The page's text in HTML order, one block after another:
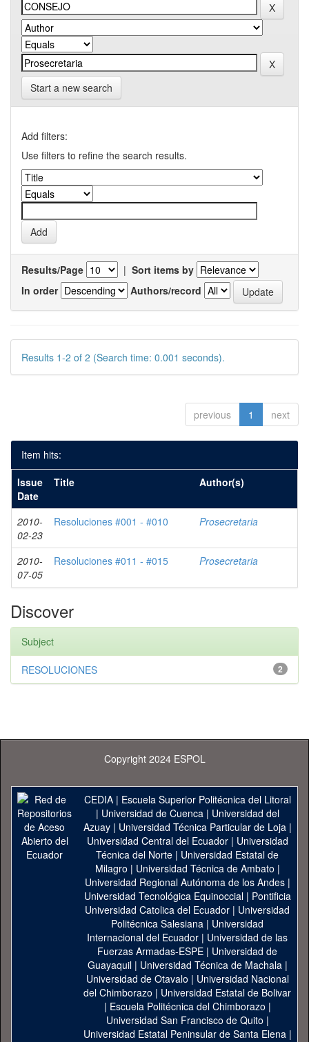
Start a new search
Add filters:
Use filters to refine the search results.
Results/Page | Sort items by
In order
Authors/record
Results 1-2 of 2 (Search time: 0.001 seconds).
previous 1 next
Item hits:
Issue
Date
Title Author(s)
2010-
02-23
Resoluciones #001 - #010 Prosecretaria
2010-
07-05
Resoluciones #011 - #015 Prosecretaria
Discover
Subject
2
RESOLUCIONES
Copyright 2024 ESPOL
CEDIA| Escuela Superior Politécnica del Litoral
| Universidad de Cuenca| Universidad del
Azuay| Universidad Técnica Particular de Loja|
Universidad Central del Ecuador| Universidad
Técnica del Norte | Universidad Estatal de
Milagro | Universidad Técnica de Ambato |
Universidad Regional Autónoma de los Andes|
Universidad Tecnológica Equinoccial| Pontificia
Universidad Catolica del Ecuador | Universidad
Politécnica Salesiana | Universidad
Internacional del Ecuador | Universidad de las
Fuerzas Armadas-ESPE | Universidad de
Guayaquil| Universidad Técnica de Machala|
Universidad de Otavalo | Universidad Nacional
del Chimborazo | Universidad Estatal de Bolivar
| Escuela Politécnica del Chimborazo |
Universidad San Francisco de Quito |
Universidad Estatal Peninsular de Santa Elena|